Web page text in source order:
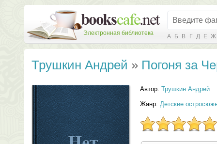
Электронная библиотека А Б В Г Д Е Ж
Трушкин Андрей » Погоня за
Автор: Трушкин Андрей
Жанр: Детские